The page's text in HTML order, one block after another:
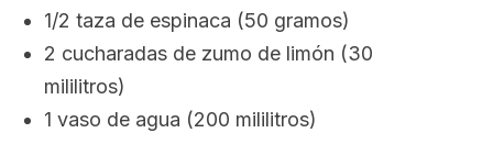
1/2 taza de espinaca (50 gramos)
2 cucharadas de zumo de limón (30
mililitros)
1 vaso de agua (200 mililitros)